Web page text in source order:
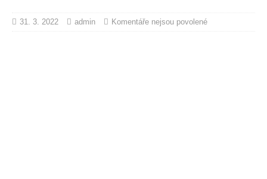
31. 3. 2022 admin Komentáře nejsou povolené